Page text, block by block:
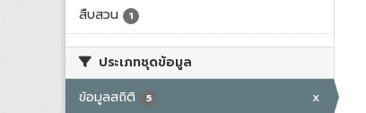
สืบสวน 1
ประเภทชุดข้อมูล
ข้อมูลสถิติ
5 x